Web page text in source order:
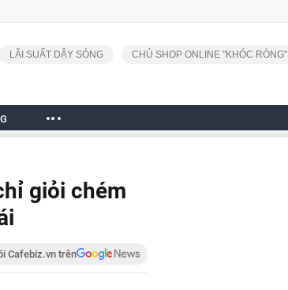
LÃI SUẤT DẬY SÓNG CHỦ SHOP ONLINE "KHÓC RÒNG"
giỏi chém
Cafebiz.vn trên